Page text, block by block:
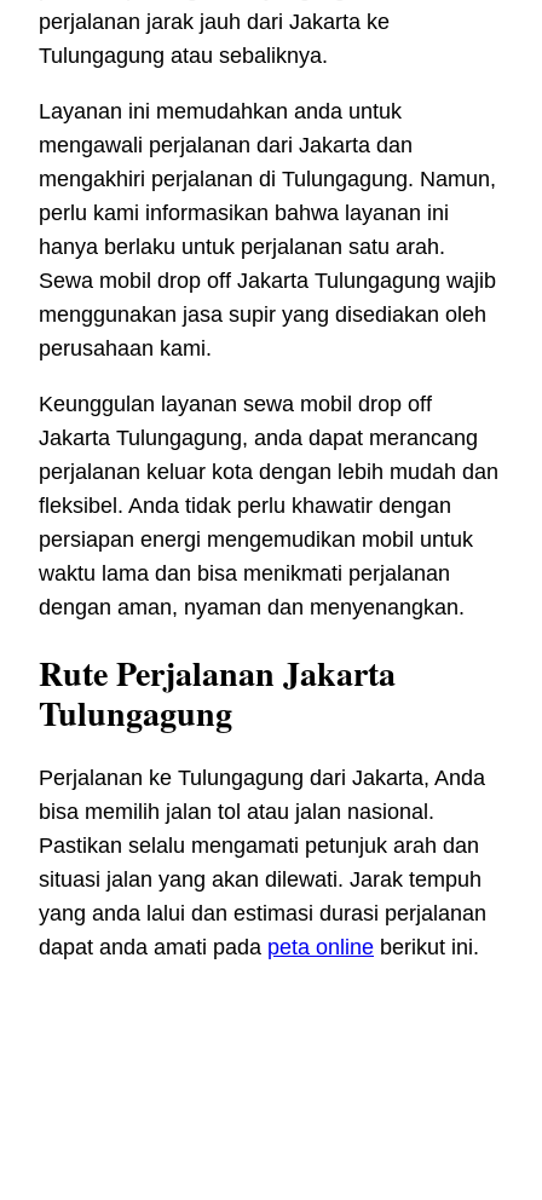
perjalanan jarak jauh dari Jakarta ke
Tulungagung atau sebaliknya.
Layanan ini memudahkan anda untuk
mengawali perjalanan dari Jakarta dan
mengakhiri perjalanan di Tulungagung. Namun,
perlu kami informasikan bahwa layanan ini
hanya berlaku untuk perjalanan satu arah.
Sewa mobil drop off Jakarta Tulungagung wajib
menggunakan jasa supir yang disediakan oleh
perusahaan kami.
Keunggulan layanan sewa mobil drop off
Jakarta Tulungagung, anda dapat merancang
perjalanan keluar kota dengan lebih mudah dan
fleksibel. Anda tidak perlu khawatir dengan
persiapan energi mengemudikan mobil untuk
waktu lama dan bisa menikmati perjalanan
dengan aman, nyaman dan menyenangkan.
Rute Perjalanan Jakarta
Tulungagung
Perjalanan ke Tulungagung dari Jakarta, Anda
bisa memilih jalan tol atau jalan nasional.
Pastikan selalu mengamati petunjuk arah dan
situasi jalan yang akan dilewati. Jarak tempuh
yang anda lalui dan estimasi durasi perjalanan
dapat anda amati pada peta online berikut ini.